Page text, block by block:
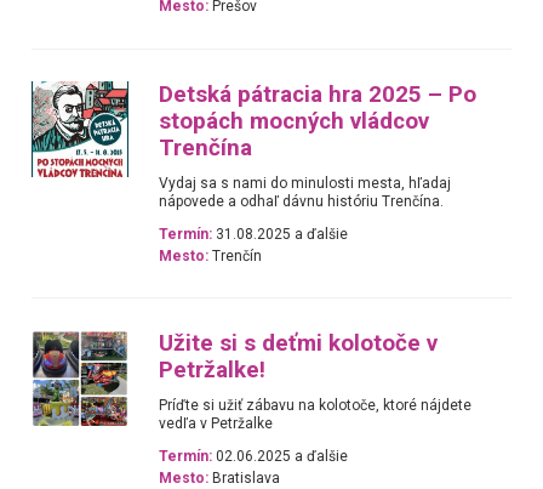
Mesto: Prešov
Detská pátracia hra 2025 – Po
stopách mocných vládcov
Trenčína
Vydaj sa s nami do minulosti mesta, hľadaj
nápovede a odhaľ dávnu históriu Trenčína.
Termín: 31.08.2025 a ďalšie
Mesto: Trenčín
Užite si s deťmi kolotoče v
Petržalke!
Príďte si užiť zábavu na kolotoče, ktoré nájdete
vedľa v Petržalke
Termín: 02.06.2025 a ďalšie
Mesto: Bratislava